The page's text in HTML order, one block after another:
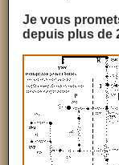
Je vous
depuis plus de